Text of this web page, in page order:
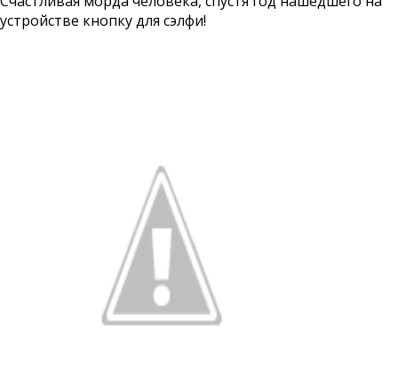
устройстве кнопку для сэлфи!